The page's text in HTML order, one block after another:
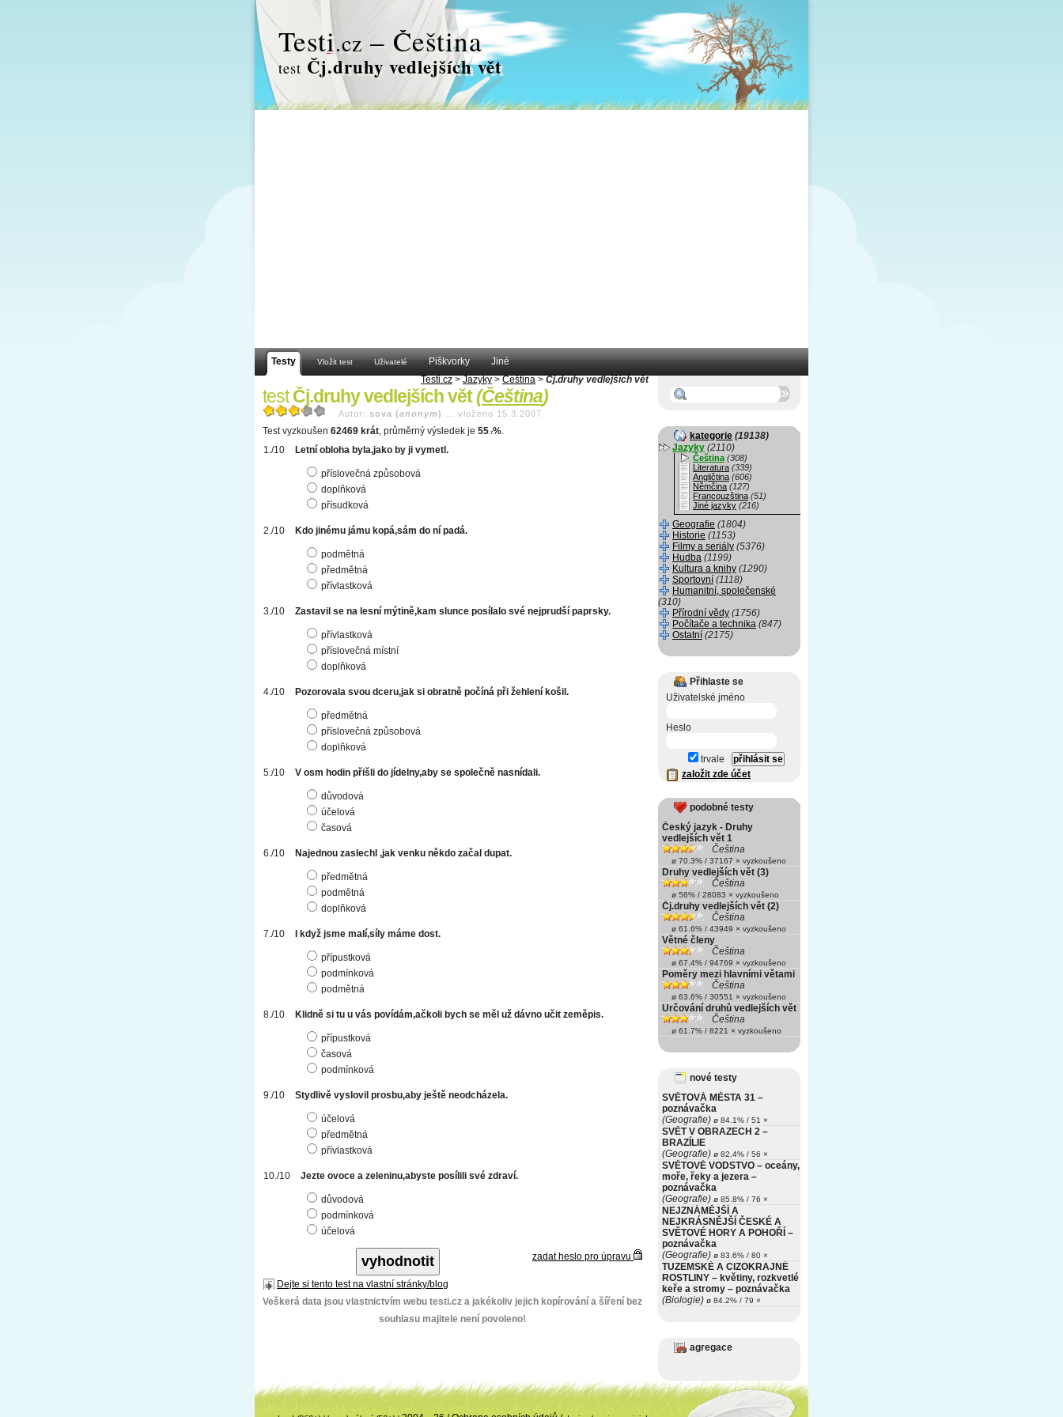
Testi.cz – Čeština
test Čj.druhy vedlejších vět
Testy Vložit test Uživatelé Piškvorky
Jiné
Testi.cz > Jazyky > Čeština > Čj.druhy vedlejších vět
testČj.druhy vedlejších vět(Čeština)
Autor: sova (anonym) vloženo 15.3.2007
Test vyzkoušen 62469 krát, průměrný výsledek je 55 .7%.
Letní obloha byla,jako by ji vymetl.
příslovečná způsobová
doplňková
přísudková
Kdo jinému jámu kopá,sám do ní padá.
podmětná
předmětná
přívlastková
Zastavil se na lesní mýtině,kam slunce posílalo své nejprudší paprsky.
přívlastková
příslovečná místní
doplňková
Pozorovala svou dceru,jak si obratně počíná při žehlení košil.
předmětná
příslovečná způsobová
doplňková
V osm hodin přišli do jídelny,aby se společně nasnídali.
důvodová
účelová
časová
Najednou zaslechl ,jak venku někdo začal dupat.
předmětná
podmětná
doplňková
I když jsme malí,síly máme dost.
přípustková
podmínková
podmětná
Klidně si tu u vás povídám,ačkoli bych se měl už dávno učit zeměpis.
přípustková
časová
podmínková
Stydlivě vyslovil prosbu,aby ještě neodcházela.
účelová
předmětná
přívlastková
Jezte ovoce a zeleninu,abyste posílili své zdraví.
důvodová
podmínková
účelová
zadat heslo pro úpravu
Dejte si tento test na vlastní stránky/blog
Veškerá data jsou vlastnictvím webu testi.cz a jakékoliv jejich kopírování a šíření bez
souhlasu majitele není povoleno!
kategorie (19138)
Jazyky (2110)
Čeština (308)
Literatura (339)
Angličtina (606)
Němčina (127)
Francouzština (51)
Jiné jazyky (216)
Geografie (1804)
Historie (1153)
Filmy a seriály (5376)
Hudba (1199)
Kultura a knihy (1290)
Sportovní (1118)
Humanitní, společenské
(310)
Přírodní vědy (1756)
Počítače a technika (847)
Ostatní (2175)
Přihlaste se
Uživatelské jméno
Heslo
trvale
založit zde účet
podobné testy
Český jazyk - Druhy
vedlejších vět 1
Čeština
ø 70.3% / 37167 × vyzkoušeno
Druhy vedlejších vět (3)
Čeština
ø 56% / 28083 × vyzkoušeno
Čj.druhy vedlejších vět (2)
Čeština
ø 61.6% / 43949 × vyzkoušeno
Větné členy
Čeština
ø 67.4% / 94769 × vyzkoušeno
Poměry mezi hlavními větami
Čeština
ø 63.6% / 30551 × vyzkoušeno
Určování druhů vedlejších vět
Čeština
ø 61.7% / 8221 × vyzkoušeno
nové testy
SVĚTOVÁ MĚSTA 31 –
poznávačka
(Geografie) ø 84.1% / 51 ×
SVĚT V OBRAZECH 2 –
BRAZÍLIE
(Geografie) ø 82.4% / 56 ×
SVĚTOVÉ VODSTVO – oceány,
moře, řeky a jezera –
poznávačka
(Geografie) ø 85.8% / 76 ×
NEJZNÁMĚJŠÍ A
NEJKRÁSNĚJŠÍ ČESKÉ A
SVĚTOVÉ HORY A POHOŘÍ –
poznávačka
(Geografie) ø 83.6% / 80 ×
TUZEMSKÉ A CIZOKRAJNÉ
ROSTLINY – květiny, rozkvetlé
keře a stromy – poznávačka
(Biologie) ø 84.2% / 79 ×
agregace